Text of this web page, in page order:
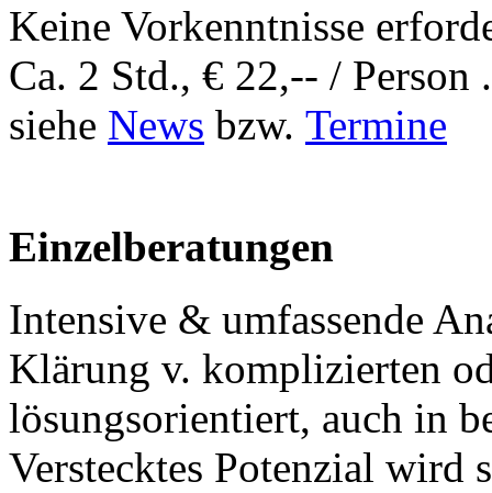
Keine Vorkenntnisse
Ca. 2 Std., € 22,-- / Person
siehe News bzw. Termine
Einzelberatungen
Intensive & umfassende
Klärung v. komplizierten
lösungsorientiert, auch in
Verstecktes Potenzial wird